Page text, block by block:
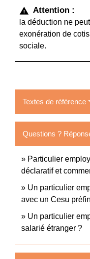
warning Attention :
la déduction ne
exonération de
sociale.
Textes de référence
Questions ?
Particulier
déclaratif et
Un particulier
avec un Cesu
Un particulier
salarié étranger ?